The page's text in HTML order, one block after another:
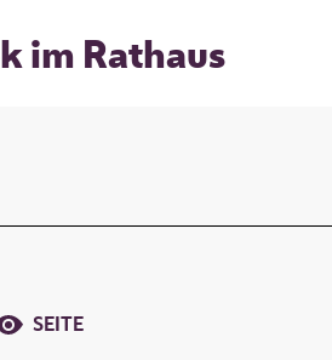
im Rathaus
SEITE